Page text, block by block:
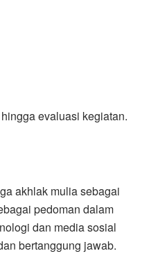
evaluasi kegiatan.
akhlak mulia sebagai
pedoman dalam
dan media sosial
bertanggung jawab.